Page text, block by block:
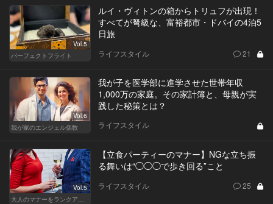
Vol.5
パーフェクトフライト
ルイ・ヴィトンの箱からトリュフが出現！
すべてが弩級な、富裕都市・ドバイの4泊5
日旅
ライフスタイル 21
Vol.6
我が家のエンジェル係数
我が子を医学部に進学させた世帯年収
1,000万の家庭。その家計簿と、母親が実
践した秘策とは？
ライフスタイル
Vol.5
大人のマナーをランクアップせよ
【立食パーティーのマナー】NGな立ち振
る舞いは“◯◯◯で歩き回る”こと
ライフスタイル 25